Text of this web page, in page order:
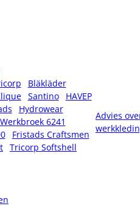
Bläkläder
Santino
HAVEP
Hydrowear
6241
Fristads Craftsmen
Tricorp Softshell
Advies